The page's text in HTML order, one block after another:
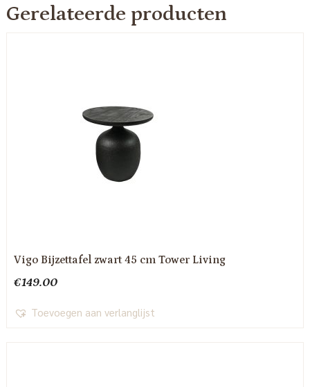
Gerelateerde producten
Vigo Bijzettafel zwart 45 cm Tower Living
€149.00
Toevoegen aan verlanglijst